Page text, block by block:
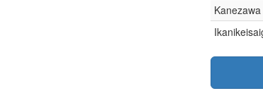
Kanezawa